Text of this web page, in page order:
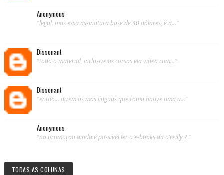
Anonymous
"legal, mas essa assinatura base de 40 dólares, é a..."
Dissonant
"todo o material, inclusive os cursos via video com..."
Dissonant
"então... dizem as más línguas que como houve uma a..."
Anonymous
"na promoção ainda é possível ler o e-books da o’reilly ? "
TODAS AS COLUNAS